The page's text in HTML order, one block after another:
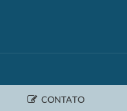
CONTATO